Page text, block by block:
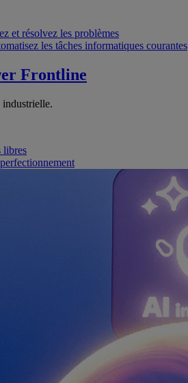
et résolvez les problèmes
les tâches informatiques courantes
Frontline
industrielle.
libres